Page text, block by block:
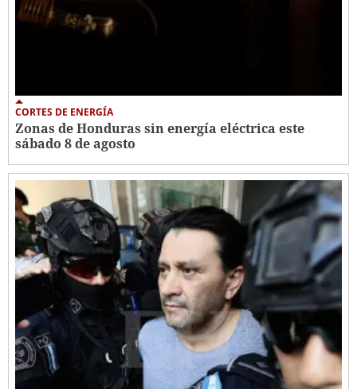
CORTES DE ENERGÍA
Zonas de Honduras sin energía eléctrica este
sábado 8 de agosto